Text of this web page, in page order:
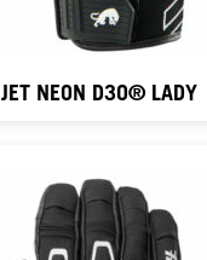
JET NEON D3O® LADY